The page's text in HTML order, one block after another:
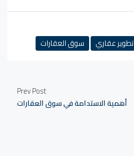
تطوير عقاري سوق العقارات
Prev Post
أهمية الاستدامة في سوق العقارات